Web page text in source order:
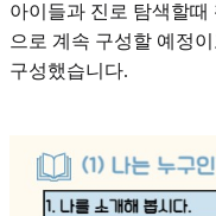
아이들과 진로 탐색할때
으로 계속 구성할 예정
구성했습니다.